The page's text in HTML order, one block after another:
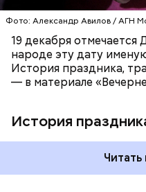
Фото: Александр Авилов / АГН
19 декабря отмечается
народе эту дату
История праздника,
— в материале
История